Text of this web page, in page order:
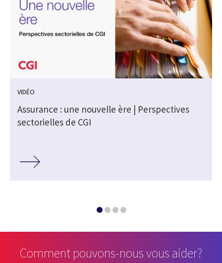
VIDÉO
Assurance : une nouvelle ère | Perspectives
sectorielles de CGI
Comment pouvons-nous vous aider?